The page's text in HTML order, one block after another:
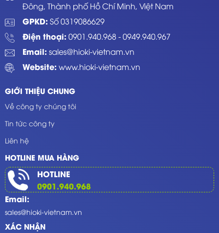
Đông, Thành phố Hồ Chí Minh, Việt Nam
GPKD: Số 0319086629
Điện thoại: 0901.940.968-0949.940.967
Email: sales@hioki-vietnam.vn
Website: www.hioki-vietnam.vn
GIỚI THIỆU CHUNG
Về công ty chúng tôi
Tin tức công ty
Liên hệ
HOTLINE MUA HÀNG
HOTLINE
0901.940.968
Email:
sales@hioki-vietnam.vn
XÁC NHẬN